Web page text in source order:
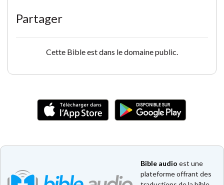
Partager
Cette Bible est dans le domaine public.
Bible audio est une
plateforme offrant des